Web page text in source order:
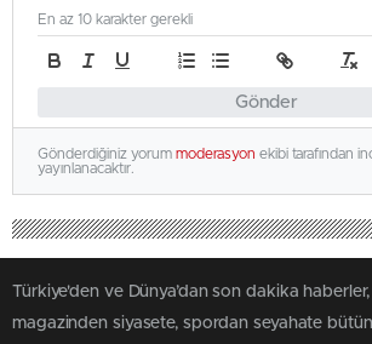
Gönder
En az 10 karakter gerekli
Gönderdiğiniz yorum moderasyon ekibi tarafından
yayınlanacaktır.
Türkiye'den ve Dünya’dan son dakika haberler,
magazinden siyasete, spordan seyahate